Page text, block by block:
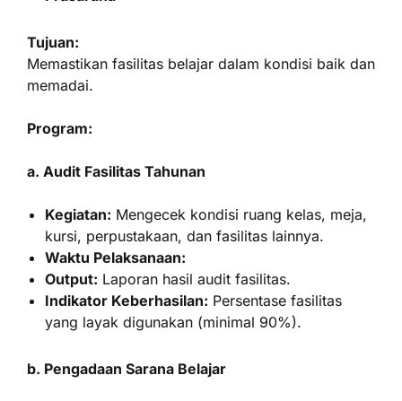
Tujuan:
Memastikan fasilitas belajar dalam kondisi baik dan
memadai.
Program:
a. Audit Fasilitas Tahunan
Kegiatan: Mengecek kondisi ruang kelas, meja,
kursi, perpustakaan, dan fasilitas lainnya.
Waktu Pelaksanaan:
Output: Laporan hasil audit fasilitas.
Indikator Keberhasilan: Persentase fasilitas
yang layak digunakan (minimal 90%).
b. Pengadaan Sarana Belajar